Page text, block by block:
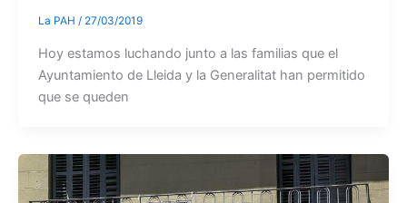
La PAH / 27/03/2019
Hoy estamos luchando junto a las familias que el
Ayuntamiento de Lleida y la Generalitat han permitido
que se queden